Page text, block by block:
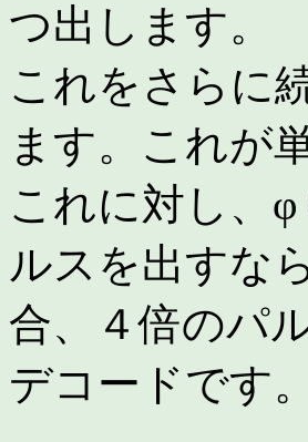
つ出します。
これをさらに
ます。これが
これに対し、
ルスを出すな
合、４倍のパ
デコードです。